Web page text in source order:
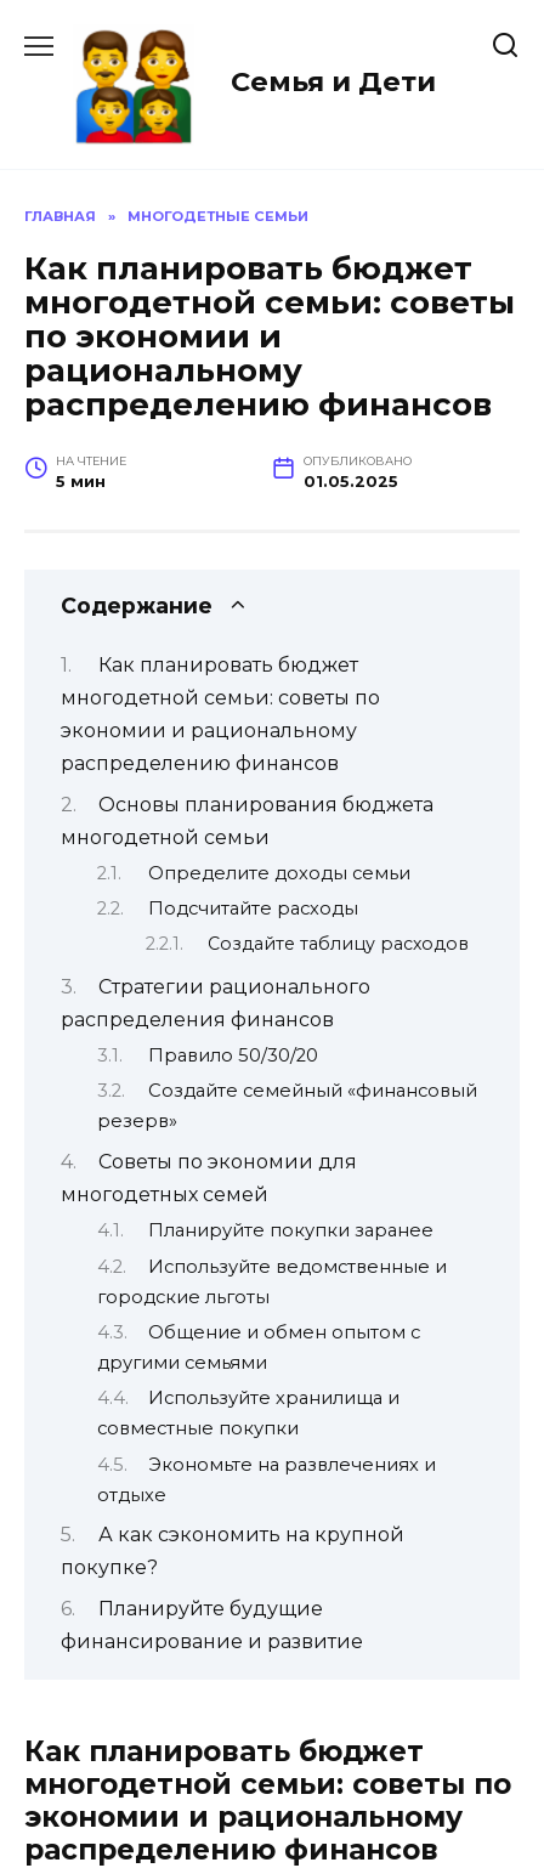
содержанию
Семья и Дети
ГЛАВНАЯ » МНОГОДЕТНЫЕ СЕМЬИ
Как планировать бюджет
многодетной семьи: советы
по экономии и
рациональному
распределению финансов
НА ЧТЕНИЕ
5 мин
ОПУБЛИКОВАНО
01.05.2025
Содержание
Как планировать бюджет
многодетной семьи: советы по
экономии и рациональному
распределению финансов
Основы планирования бюджета
многодетной семьи
Определите доходы семьи
Подсчитайте расходы
Создайте таблицу расходов
Стратегии рационального
распределения финансов
Правило 50/30/20
Создайте семейный «финансовый
резерв»
Советы по экономии для
многодетных семей
Планируйте покупки заранее
Используйте ведомственные и
городские льготы
Общение и обмен опытом с
другими семьями
Используйте хранилища и
совместные покупки
Экономьте на развлечениях и
отдыхе
А как сэкономить на крупной
покупке?
Планируйте будущие
финансирование и развитие
Как планировать бюджет
многодетной семьи: советы по
экономии и рациональному
распределению финансов